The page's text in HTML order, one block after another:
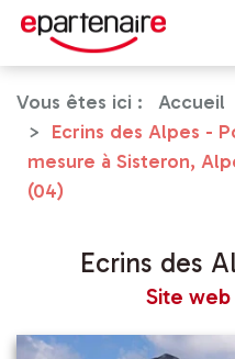
Vous êtes ici : Accueil
Ecrins des Alpes -
mesure à Sisteron,
(04)
Ecrins des
Site